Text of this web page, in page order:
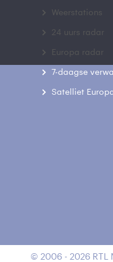
Weerstations
24 uurs radar
Europa radar
7-daagse
Satelliet
© 2006 - 2026